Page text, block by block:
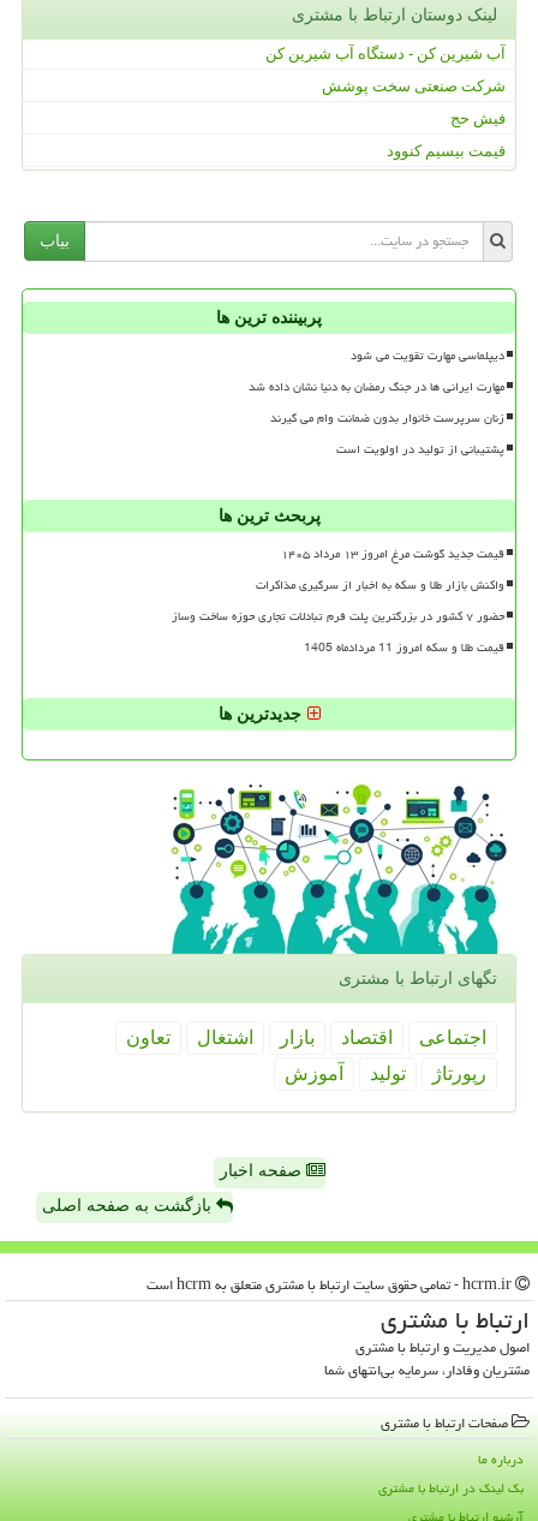
لینک دوستان ارتباط با مشتری
آب شیرین کن - دستگاه آب شیرین کن
شرکت صنعتی سخت پوشش
فیش حج
قیمت بیسیم کنوود
بیاب
پربیننده ترین ها
دیپلماسی مهارت تقویت می شود
مهارت ایرانی ها در جنگ رمضان به دنیا نشان داده شد
زنان سرپرست خانوار بدون ضمانت وام می گیرند
پشتیبانی از تولید در اولویت است
پربحث ترین ها
قیمت جدید گوشت مرغ امروز ۱۳ مرداد ۱۴۰۵
واکنش بازار طلا و سکه به اخبار از سرگیری مذاکرات
حضور ۷ کشور در بزرگترین پلت فرم تبادلات تجاری حوزه ساخت وساز
قیمت طلا و سکه امروز 11 مردادماه 1405
جدیدترین ها
تگهای ارتباط با مشتری
اجتماعی اقتصاد بازار اشتغال
تعاون
رپورتاژ
تولید آموزش
صفحه اخبار
بازگشت به صفحه اصلی
ارتباط با مشتری
اصول مدیریت و ارتباط با مشتری
مشتریان وفادار، سرمایه بی‌انتهای شما
صفحات ارتباط با مشتری
درباره ما
بک لینک در ارتباط با مشتری